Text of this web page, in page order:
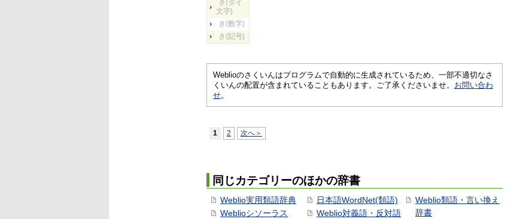
き(タイ
文字)
き(数字)
き(記号)
Weblioのさくいんはプログラムで自動的に生成されているため、一部不適切なさ
くいんの配置が含まれていることもあります。ご了承くださいませ。 お問い合わ
せ。
1 2 次へ＞
同じカテゴリーのほかの辞書
Weblio実用類語辞典
Weblioシソーラス
日本語WordNet(類語)
Weblio対義語・反対語
Weblio類語・言い換え
辞書